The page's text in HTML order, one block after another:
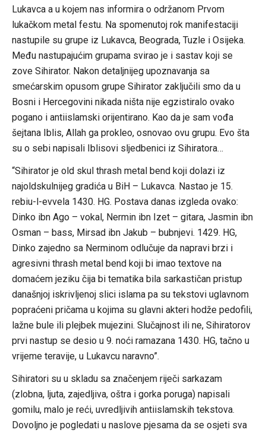
Lukavca a u kojem nas informira o održanom Prvom
lukačkom metal festu. Na spomenutoj rok manifestaciji
nastupile su grupe iz Lukavca, Beograda, Tuzle i Osijeka.
Među nastupajućim grupama svirao je i sastav koji se
zove Sihirator. Nakon detaljnijeg upoznavanja sa
smećarskim opusom grupe Sihirator zaključili smo da u
Bosni i Hercegovini nikada ništa nije egzistiralo ovako
pogano i antiislamski orijentirano. Kao da je sam vođa
šejtana Iblis, Allah ga prokleo, osnovao ovu grupu. Evo šta
su o sebi napisali Iblisovi sljedbenici iz Sihiratora…
“Sihirator je old skul thrash metal bend koji dolazi iz
najoldskulnijeg gradića u BiH – Lukavca. Nastao je 15.
rebiu-l-evvela 1430. HG. Postava danas izgleda ovako:
Dinko ibn Ago – vokal, Nermin ibn Izet – gitara, Jasmin ibn
Osman – bass, Mirsad ibn Jakub – bubnjevi. 1429. HG,
Dinko zajedno sa Nerminom odlučuje da napravi brzi i
agresivni thrash metal bend koji bi imao textove na
domaćem jeziku čija bi tematika bila sarkastičan pristup
današnjoj iskrivljenoj slici islama pa su tekstovi uglavnom
popraćeni pričama u kojima su glavni akteri hodže pedofili,
lažne bule ili plejbek mujezini. Slučajnost ili ne, Sihiratorov
prvi nastup se desio u 9. noći ramazana 1430. HG, tačno u
vrijeme teravije, u Lukavcu naravno”.
Sihiratori su u skladu sa značenjem riječi sarkazam
(zlobna, ljuta, zajedljiva, oštra i gorka poruga) napisali
gomilu, malo je reći, uvredljivih antiislamskih tekstova.
Dovoljno je pogledati u naslove pjesama da se osjeti sva